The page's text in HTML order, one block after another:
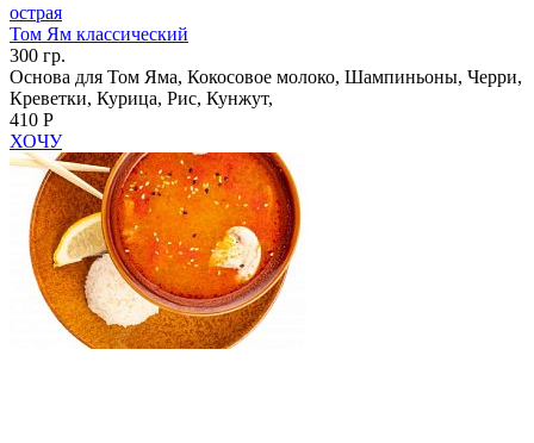
острая
Том Ям классический
300 гр.
Основа для Том Яма, Кокосовое молоко, Шампиньоны, Черри,
Креветки, Курица, Рис, Кунжут,
410 Р
ХОЧУ